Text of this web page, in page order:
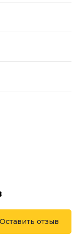
Оставить отзыв